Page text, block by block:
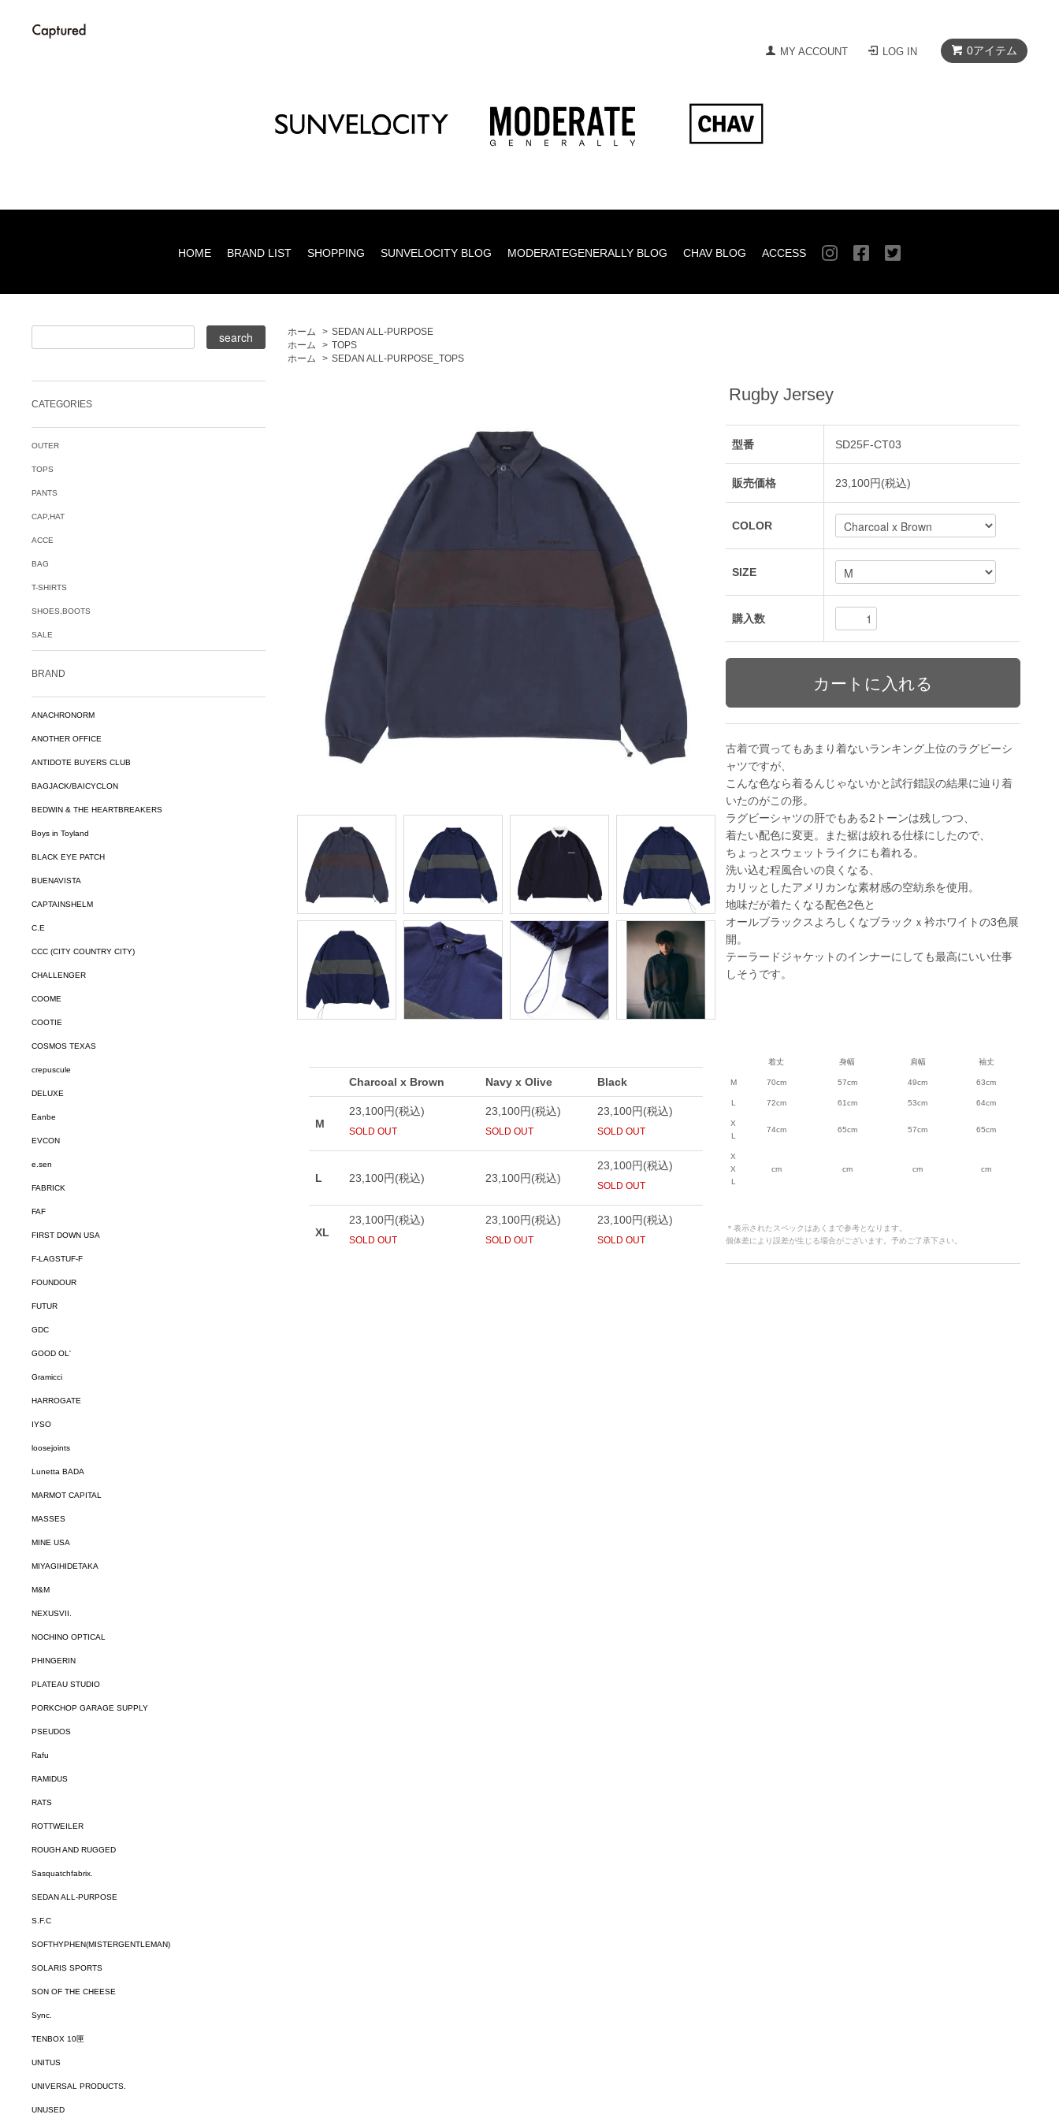
0アイテム
MY ACCOUNT LOG IN
HOME BRAND LIST SHOPPING SUNVELOCITY BLOG MODERATEGENERALLY BLOG CHAV BLOG ACCESS
ホーム > SEDAN ALL-PURPOSE
ホーム
> TOPS
ホーム
> SEDAN ALL-PURPOSE_TOPS
Rugby Jersey
型番 SD25F-CT03
販売価格 23,100円(税込)
COLOR
SIZE
購入数
古着で買ってもあまり着ないランキング上位のラグビーシ
ャツですが、
こんな色なら着るんじゃないかと試行錯誤の結果に辿り着
いたのがこの形。
ラグビーシャツの肝でもある2トーンは残しつつ、
着たい配色に変更。また裾は絞れる仕様にしたので、
ちょっとスウェットライクにも着れる。
洗い込む程風合いの良くなる、
カリッとしたアメリカンな素材感の空紡糸を使用。
地味だが着たくなる配色2色と
オールブラックスよろしくなブラックｘ衿ホワイトの3色展
開。
テーラードジャケットのインナーにしても最高にいい仕事
しそうです。
着丈 身幅 肩幅 袖丈
M 70cm 57cm 49cm 63cm
L 72cm 61cm 53cm 64cm
X
L
74cm 65cm 57cm 65cm
X
X
L
cm cm cm cm
＊表示されたスペックはあくまで参考となります。
個体差により誤差が生じる場合がございます。予めご了承下さい。
CATEGORIES
OUTER
TOPS
PANTS
CAP,HAT
ACCE
BAG
T-SHIRTS
SHOES,BOOTS
SALE
BRAND
ANACHRONORM
ANOTHER OFFICE
ANTIDOTE BUYERS CLUB
BAGJACK/BAICYCLON
BEDWIN & THE HEARTBREAKERS
Boys in Toyland
BLACK EYE PATCH
BUENAVISTA
CAPTAINSHELM
C.E
CCC (CITY COUNTRY CITY)
CHALLENGER
COOME
COOTIE
COSMOS TEXAS
crepuscule
DELUXE
Eanbe
EVCON
e.sen
FABRICK
FAF
FIRST DOWN USA
F-LAGSTUF-F
FOUNDOUR
FUTUR
GDC
GOOD OL'
Gramicci
HARROGATE
IYSO
loosejoints
Lunetta BADA
MARMOT CAPITAL
MASSES
MINE USA
MIYAGIHIDETAKA
M&M
NEXUSVII.
NOCHINO OPTICAL
PHINGERIN
PLATEAU STUDIO
PORKCHOP GARAGE SUPPLY
PSEUDOS
Rafu
RAMIDUS
RATS
ROTTWEILER
ROUGH AND RUGGED
Sasquatchfabrix.
SEDAN ALL-PURPOSE
S.F.C
SOFTHYPHEN(MISTERGENTLEMAN)
SOLARIS SPORTS
SON OF THE CHEESE
Sync.
TENBOX 10匣
UNITUS
UNIVERSAL PRODUCTS.
UNUSED